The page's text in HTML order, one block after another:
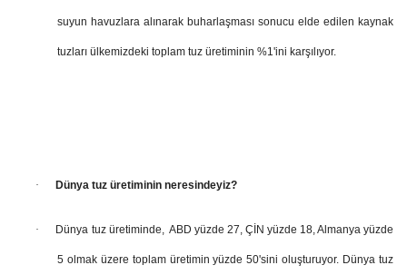
suyun havuzlara alınarak buharlaşması sonucu elde edilen kaynak
tuzları ülkemizdeki toplam tuz üretiminin %1'ini karşılıyor.
· Dünya tuz üretiminin neresindeyiz?
· Dünya tuz üretiminde, ABD yüzde 27, ÇİN yüzde 18, Almanya yüzde
5 olmak üzere toplam üretimin yüzde 50'sini oluşturuyor. Dünya tuz